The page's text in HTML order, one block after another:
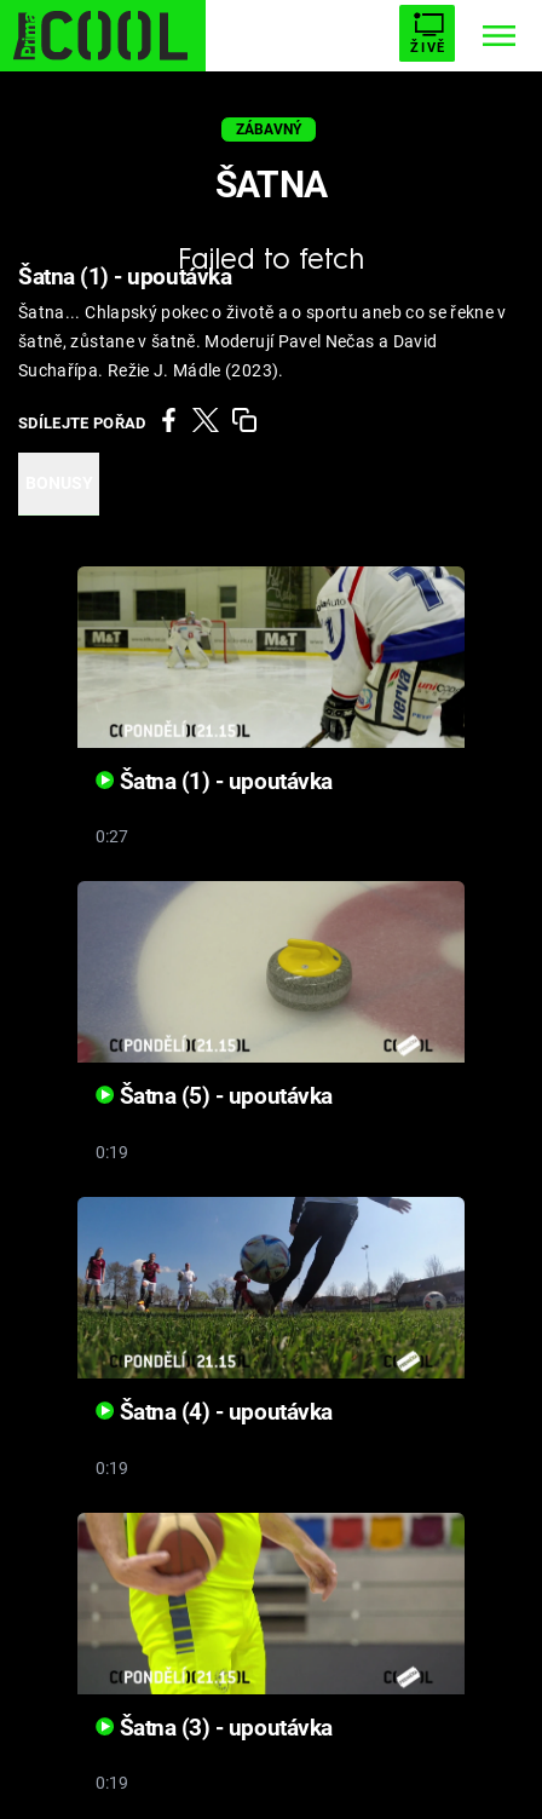
ŽIVĚ
BUFFY, PŘEMOŽITELKA UPÍRŮ
AVENGERS 5
Témata
Filmy
Seriály
Cool Esport
Pořady
TV Program
Sledujte prima+
ZÁBAVNÝ
ŠATNA
Failed to fetch
Šatna... Chlapský pokec o životě a o sportu aneb co se řekne v
šatně, zůstane v šatně. Moderují Pavel Nečas a David
Suchařípa. Režie J. Mádle (2023).
SDÍLEJTE POŘAD
Šatna (1) - upoutávka
Šatna (1) - upoutávka
0:27
Šatna (5) - upoutávka
0:19
Šatna (4) - upoutávka
0:19
Šatna (3) - upoutávka
0:19